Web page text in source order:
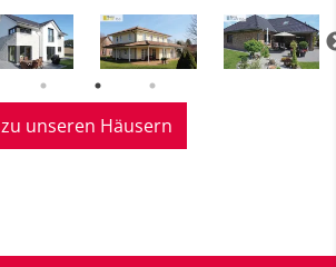
zu unseren Häusern